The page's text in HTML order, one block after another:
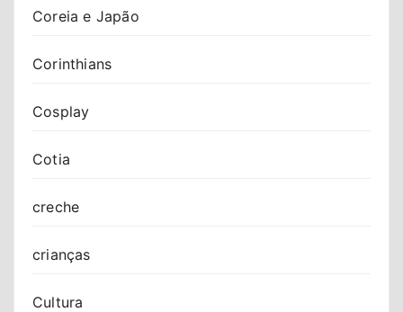
Coreia e Japão
Corinthians
Cosplay
Cotia
creche
crianças
Cultura